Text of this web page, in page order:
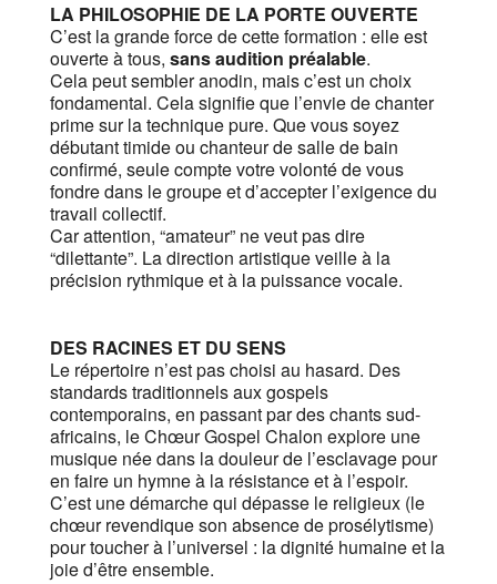
LA PHILOSOPHIE DE LA PORTE OUVERTE
C’est la grande force de cette formation : elle est
ouverte à tous, sans audition préalable.
Cela peut sembler anodin, mais c’est un choix
fondamental. Cela signifie que l’envie de chanter
prime sur la technique pure. Que vous soyez
débutant timide ou chanteur de salle de bain
confirmé, seule compte votre volonté de vous
fondre dans le groupe et d’accepter l’exigence du
travail collectif.
Car attention, “amateur” ne veut pas dire
“dilettante”. La direction artistique veille à la
précision rythmique et à la puissance vocale.
DES RACINES ET DU SENS
Le répertoire n’est pas choisi au hasard. Des
standards traditionnels aux gospels
contemporains, en passant par des chants sud-
africains, le Chœur Gospel Chalon explore une
musique née dans la douleur de l’esclavage pour
en faire un hymne à la résistance et à l’espoir.
C’est une démarche qui dépasse le religieux (le
chœur revendique son absence de prosélytisme)
pour toucher à l’universel : la dignité humaine et la
joie d’être ensemble.